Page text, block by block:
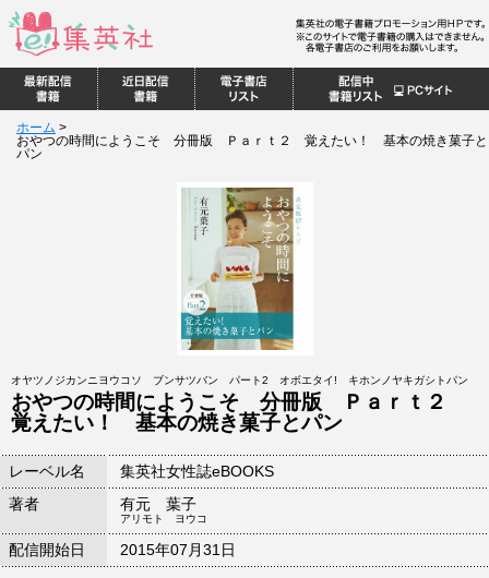
ホーム >
おやつの時間にようこそ 分冊版 Ｐａｒｔ２ 覚えたい！ 基本の焼き菓子と
パン
オヤツノジカンニヨウコソ ブンサツバン パート2 オボエタイ! キホンノヤキガシトパン
おやつの時間にようこそ 分冊版 Ｐａｒｔ２
覚えたい！ 基本の焼き菓子とパン
レーベル名
集英社女性誌eBOOKS
著者
有元 葉子
アリモト ヨウコ
配信開始日 2015年07月31日